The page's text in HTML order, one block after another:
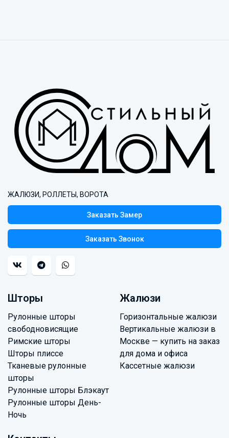
ЖАЛЮЗИ, РОЛЛЕТЫ, ВОРОТА
Заказать Замер
Заказать Звонок
Шторы
Рулонные шторы
свободновисящие
Римские шторы
Шторы плиссе
Тканевые рулонные
шторы
Рулонные шторы Блэкаут
Рулонные шторы День-
Ночь
Жалюзи
Горизонтальные жалюзи
Вертикальные жалюзи в
Москве — купить на заказ
для дома и офиса
Кассетные жалюзи